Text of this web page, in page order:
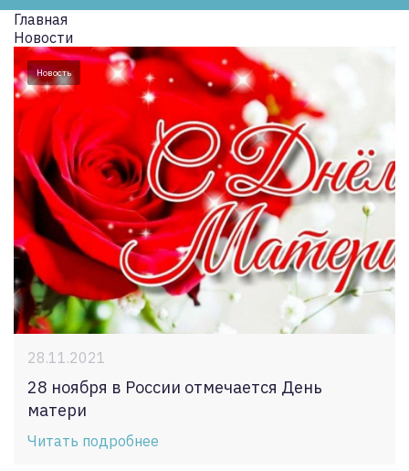
Главная
Новости
Новость
28.11.2021
28 ноября в России отмечается День
матери
Читать подробнее